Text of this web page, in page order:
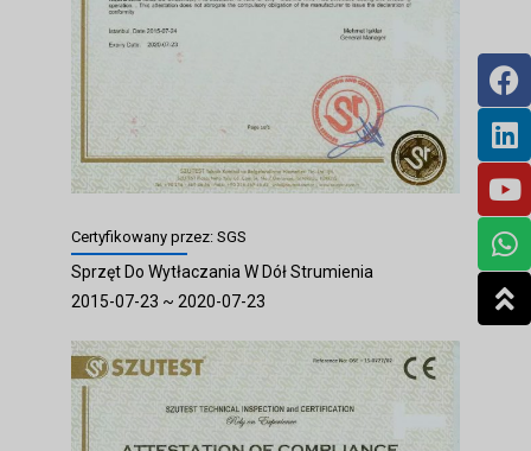
Certyfikowany przez: SGS
Sprzęt Do Wytłaczania W Dół Strumienia
2015-07-23 ~ 2020-07-23